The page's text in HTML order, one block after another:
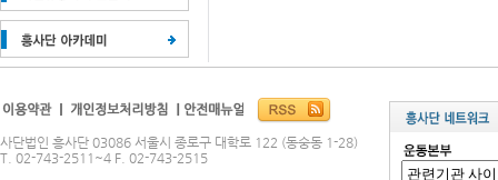
사단법인 흥사단 03086 서울시 종로구 대학로 122 (동숭동 1-28)
T. 02-743-2511~4 F. 02-743-2515